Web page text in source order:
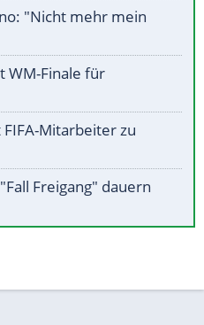
"Nicht mehr mein
WM-Finale für
Mitarbeiter zu
Freigang" dauern